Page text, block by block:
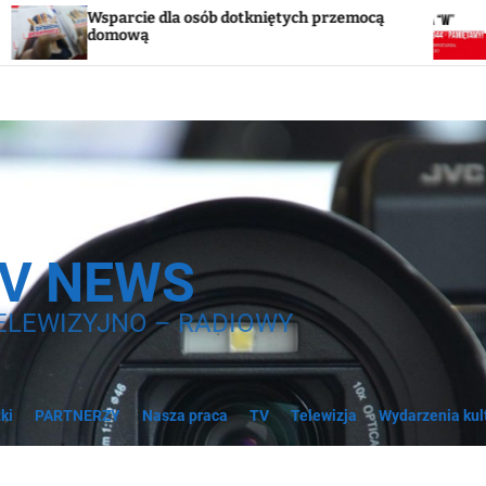
dla osób dotkniętych przemocą
Godzina „W”. W
NEWS
– RADIOWY
PARTNERZY Nasza praca TV Telewizja Wydarzenia